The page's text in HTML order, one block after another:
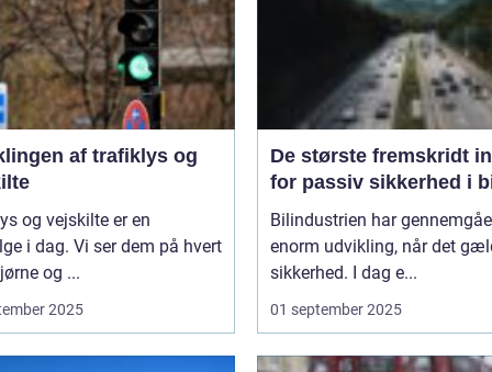
af trafiklys og
og vejskilte er en
i dag. Vi ser dem på hvert
og ...
2025
De største fremskridt
for passiv sikkerhed i
Bilindustrien har
enorm udvikling, når det
sikkerhed. I dag e...
01 september 2025